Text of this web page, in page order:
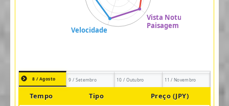
8 / Agosto 9 / Setembro 10 / Outubro 11 / Novembro
Tempo Tipo Preço (JPY)